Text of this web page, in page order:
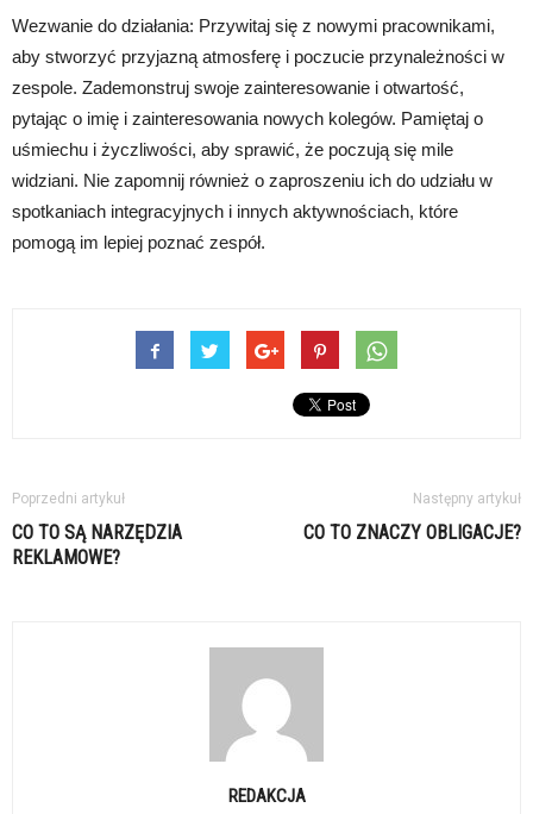
Wezwanie do działania: Przywitaj się z nowymi pracownikami,
aby stworzyć przyjazną atmosferę i poczucie przynależności w
zespole. Zademonstruj swoje zainteresowanie i otwartość,
pytając o imię i zainteresowania nowych kolegów. Pamiętaj o
uśmiechu i życzliwości, aby sprawić, że poczują się mile
widziani. Nie zapomnij również o zaproszeniu ich do udziału w
spotkaniach integracyjnych i innych aktywnościach, które
pomogą im lepiej poznać zespół.
Poprzedni artykuł
CO TO SĄ NARZĘDZIA
REKLAMOWE?
Następny artykuł
CO TO ZNACZY OBLIGACJE?
REDAKCJA